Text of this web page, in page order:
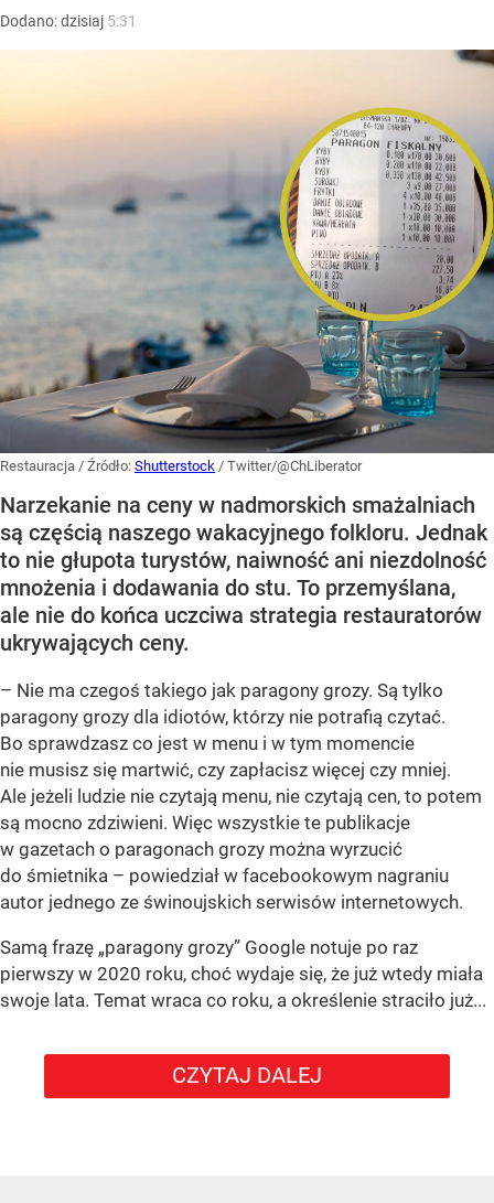
Dodano:dzisiaj 5:31
Restauracja / Źródło: Shutterstock / Twitter/@ChLiberator
Narzekanie na ceny w nadmorskich smażalniach
są częścią naszego wakacyjnego folkloru. Jednak
to nie głupota turystów, naiwność ani niezdolność
mnożenia i dodawania do stu. To przemyślana,
ale nie do końca uczciwa strategia restauratorów
ukrywających ceny.
– Nie ma czegoś takiego jak paragony grozy. Są tylko
paragony grozy dla idiotów, którzy nie potrafią czytać.
Bo sprawdzasz co jest w menu i w tym momencie
nie musisz się martwić, czy zapłacisz więcej czy mniej.
Ale jeżeli ludzie nie czytają menu, nie czytają cen, to potem
są mocno zdziwieni. Więc wszystkie te publikacje
w gazetach o paragonach grozy można wyrzucić
do śmietnika – powiedział w facebookowym nagraniu
autor jednego ze świnoujskich serwisów internetowych.
Samą frazę „paragony grozy” Google notuje po raz
pierwszy w 2020 roku, choć wydaje się, że już wtedy miała
swoje lata. Temat wraca co roku, a określenie straciło już...
CZYTAJ DALEJ